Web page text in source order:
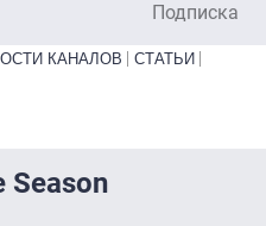
Подписка
КАНАЛОВ
СТАТЬИ
Season